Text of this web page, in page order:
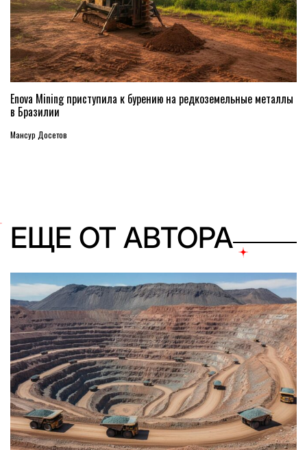
Enova Mining приступила к бурению на редкоземельные металлы
в Бразилии
Мансур Досетов
ЕЩЕ ОТ АВТОРА